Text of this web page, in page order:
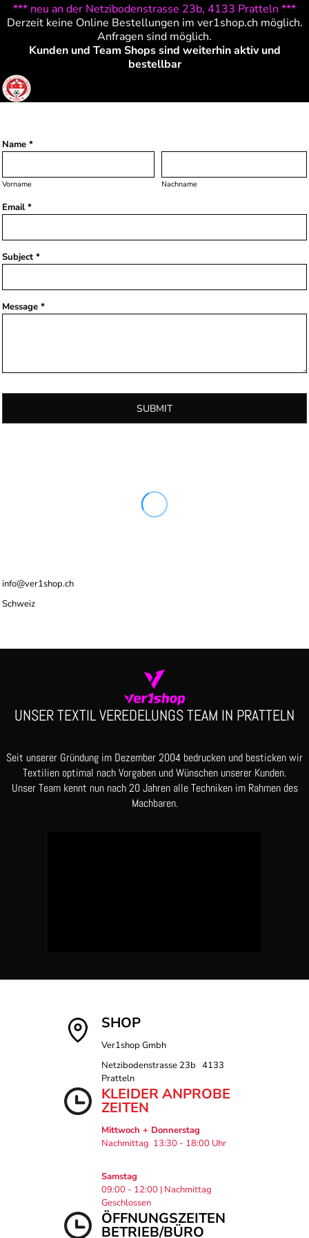
*** neu an der Netzibodenstrasse 23b, 4133 Pratteln ***
Derzeit keine Online Bestellungen im ver1shop.ch möglich.
Anfragen sind möglich.
Kunden und Team Shops sind weiterhin aktiv und
bestellbar
Name *
Vorname Nachname
Email *
Subject *
Message *
SUBMIT
info@ver1shop.ch
Schweiz
UNSER TEXTIL VEREDELUNGS TEAM IN PRATTELN
Seit unserer Gründung im Dezember 2004 bedrucken und besticken wir
Textilien optimal nach Vorgaben und Wünschen unserer Kunden.
Unser Team kennt nun nach 20 Jahren alle Techniken im Rahmen des
Machbaren.
SHOP
Ver1shop Gmbh
Netzibodenstrasse 23b 4133
Pratteln
KLEIDER ANPROBE
ZEITEN
Mittwoch + Donnerstag
Nachmittag 13:30 - 18:00 Uhr
Samstag
09:00 - 12:00 | Nachmittag
Geschlossen
ÖFFNUNGSZEITEN
BETRIEB/BÜRO